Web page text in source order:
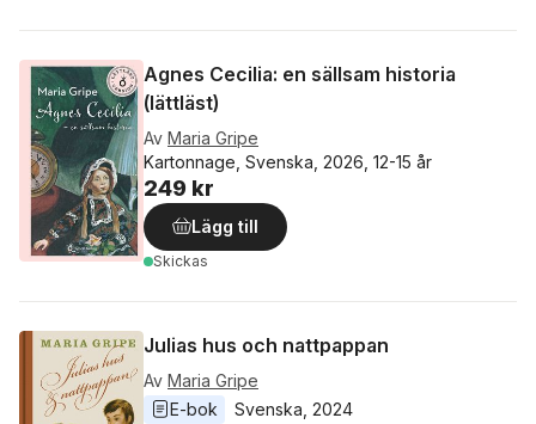
Agnes Cecilia: en sällsam historia
(lättläst)
Av Maria Gripe
Kartonnage, Svenska, 2026, 12-15 år
249 kr
Lägg till
Skickas
Julias hus och nattpappan
Av Maria Gripe
E-bok
Svenska 2024